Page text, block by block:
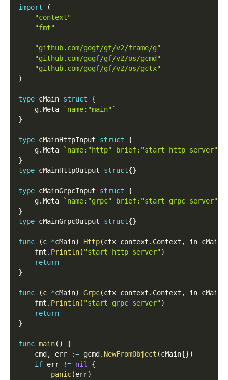
import
(
"context"
"fmt"
"github.com/gogf/gf/v2/frame/g"
"github.com/gogf/gf/v2/os/gcmd"
"github.com/gogf/gf/v2/os/gctx"
)
type cMain struct
{
    g
.Meta
`name:"main"`
}
type cMainHttpInput struct
{
    g
.Meta
`name:"http" brief:"start http server"`
}
type cMainHttpOutput struct{}
type cMainGrpcInput struct
{
    g
.Meta
`name:"grpc" brief:"start grpc server"`
}
type cMainGrpcOutput struct{}
func (c *cMain) Http(ctx context . Context ,
in
    fmt
. Println( "start http server")
return
}
func (c *cMain) Grpc(ctx context . Context ,
in
    fmt
. Println( "start grpc server")
return
}
func main( )
{
    cmd
, err := gcmd . NewFromObject (cMain{})
if err != nil
{
panic(err)